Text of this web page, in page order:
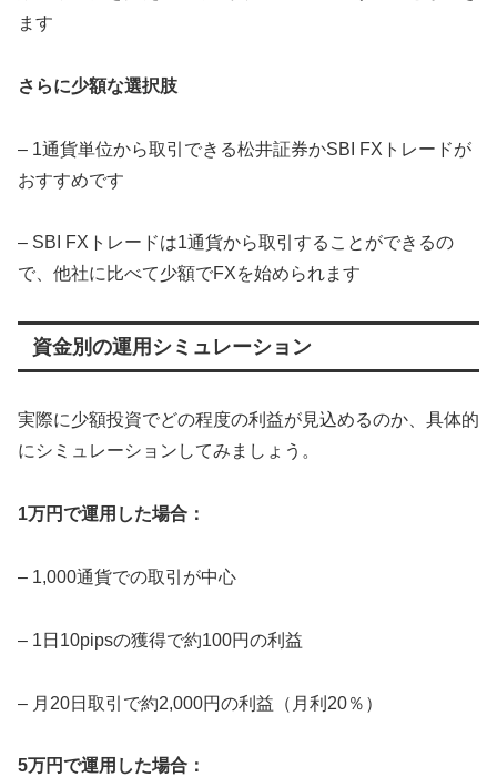
ます
さらに少額な選択肢
– 1通貨単位から取引できる松井証券かSBI FXトレードが
おすすめです
– SBI FXトレードは1通貨から取引することができるの
で、他社に比べて少額でFXを始められます
資金別の運用シミュレーション
実際に少額投資でどの程度の利益が見込めるのか、具体的
にシミュレーションしてみましょう。
1万円で運用した場合：
– 1,000通貨での取引が中心
– 1日10pipsの獲得で約100円の利益
– 月20日取引で約2,000円の利益（月利20％）
5万円で運用した場合：